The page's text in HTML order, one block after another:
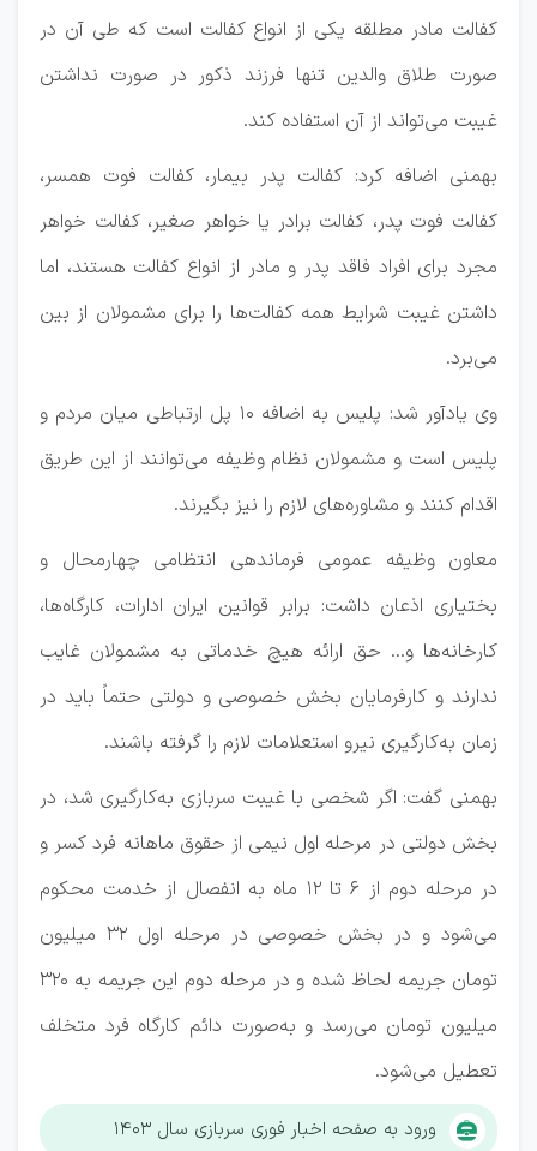
کفالت مادر مطلقه یکی از انواع کفالت است که طی آن در
صورت طلاق والدین تنها فرزند ذکور در صورت نداشتن
غیبت می‌تواند از آن استفاده کند.
بهمنی اضافه کرد: کفالت پدر بیمار، کفالت فوت همسر،
کفالت فوت پدر، کفالت برادر یا خواهر صغیر، کفالت خواهر
مجرد برای افراد فاقد پدر و مادر از انواع کفالت هستند، اما
داشتن غیبت شرایط همه کفالت‌ها را برای مشمولان از بین
می‌برد.
وی یادآور شد: پلیس به اضافه ۱۰ پل ارتباطی میان مردم و
پلیس است و مشمولان نظام وظیفه می‌توانند از این طریق
اقدام کنند و مشاوره‌های لازم را نیز بگیرند.
معاون وظیفه عمومی فرماندهی انتظامی چهارمحال و
بختیاری اذعان داشت: برابر قوانین ایران ادارات، کارگاه‌ها،
کارخانه‌ها و… حق ارائه هیچ خدماتی به مشمولان غایب
ندارند و کارفرمایان بخش خصوصی و دولتی حتماً باید در
زمان به‌کارگیری نیرو استعلامات لازم را گرفته باشند.
بهمنی گفت: اگر شخصی با غیبت سربازی به‌کارگیری شد، در
بخش دولتی در مرحله اول نیمی از حقوق ماهانه فرد کسر و
در مرحله دوم از ۶ تا ۱۲ ماه به انفصال از خدمت محکوم
می‌شود و در بخش خصوصی در مرحله اول ۳۲ میلیون
تومان جریمه لحاظ شده و در مرحله دوم این جریمه به ۳۲۰
میلیون تومان می‌رسد و به‌صورت دائم کارگاه فرد متخلف
تعطیل می‌شود.
ورود به صفحه اخبار فوری سربازی سال ۱۴۰۳